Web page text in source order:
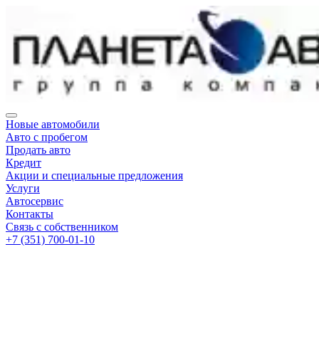
Новые автомобили
Авто с пробегом
Продать авто
Кредит
Акции и специальные предложения
Услуги
Автосервис
Контакты
Связь с собственником
+7 (351) 700-01-10